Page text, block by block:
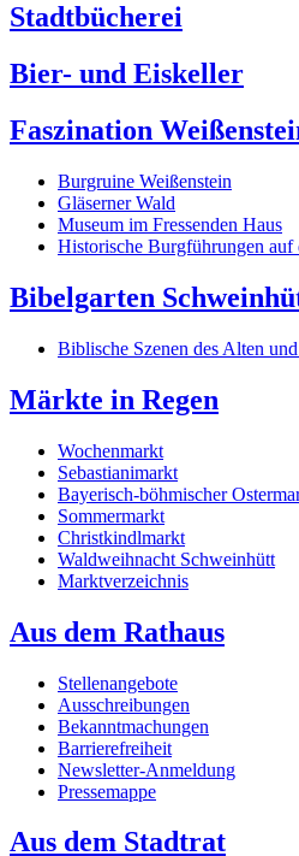
Stadtbücherei
Bier- und Eiskeller
Faszination
Burgruine Weißenstein
Gläserner Wald
Museum im Fressenden Haus
Historische Burgführungen auf
Bibelgarten
Biblische Szenen des Alten
Märkte in Regen
Wochenmarkt
Sebastianimarkt
Bayerisch-böhmischer
Sommermarkt
Christkindlmarkt
Waldweihnacht Schweinhütt
Marktverzeichnis
Aus dem Rathaus
Stellenangebote
Ausschreibungen
Bekanntmachungen
Barrierefreiheit
Newsletter-Anmeldung
Pressemappe
Aus dem Stadtrat